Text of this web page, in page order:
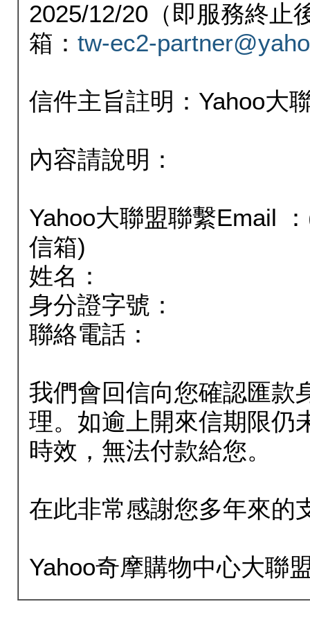
2025/12/20（即服務終止
箱： tw-ec2-
信件主旨註明：Yahoo大
內容請說明：
Yahoo大聯盟聯繫Email
信箱)
姓名：
身分證字號：
聯絡電話：
我們會回信向您確認匯款
理。如逾上開來信期限仍
時效，無法付款給您。
在此非常感謝您多年來的
Yahoo奇摩購物中心大